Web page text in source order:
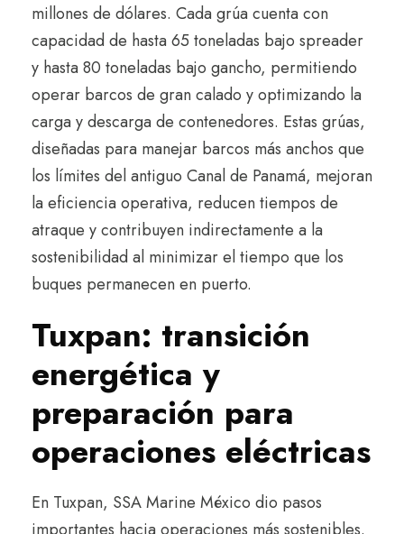
millones de dólares. Cada grúa cuenta con
capacidad de hasta 65 toneladas bajo spreader
y hasta 80 toneladas bajo gancho, permitiendo
operar barcos de gran calado y optimizando la
carga y descarga de contenedores. Estas grúas,
diseñadas para manejar barcos más anchos que
los límites del antiguo Canal de Panamá, mejoran
la eficiencia operativa, reducen tiempos de
atraque y contribuyen indirectamente a la
sostenibilidad al minimizar el tiempo que los
buques permanecen en puerto.
Tuxpan: transición
energética y
preparación para
operaciones eléctricas
En Tuxpan, SSA Marine México dio pasos
importantes hacia operaciones más sostenibles.